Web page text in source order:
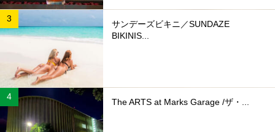
サンデーズビキニ／SUNDAZE
BIKINIS...
The ARTS at Marks Garage /ザ・...